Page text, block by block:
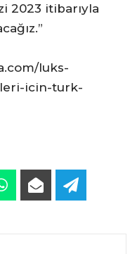
2023 itibarıyla
luks-
icin-turk-